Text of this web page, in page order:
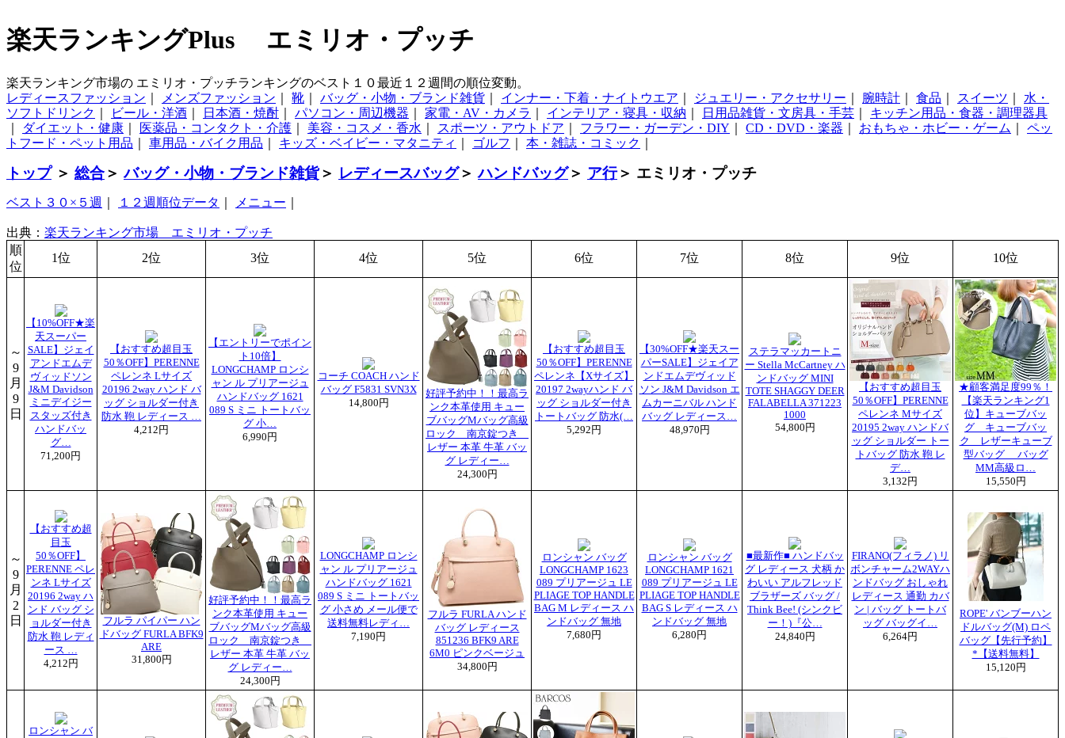
楽天ランキングPlus エミリオ・プッチ
楽天ランキング市場の エミリオ・プッチランキングのベスト１０最近１２週間の順位変動。
レディースファッション
メンズファッション 靴 バッグ・小物・ブランド雑貨 インナー・下着・ナイトウエア ジュエリー・アクセサリー 腕時計 食品 スイーツ
水・
ソフトドリンク
ビール・洋酒 日本酒・焼酎 パソコン・周辺機器 家電・AV・カメラ インテリア・寝具・収納 日用品雑貨・文房具・手芸
キッチン用品・食器・調理器具
ダイエット・健康 医薬品・コンタクト・介護 美容・コスメ・香水 スポーツ・アウトドア フラワー・ガーデン・DIY CD・DVD・楽器 おもちゃ・ホビー・ゲーム
ペッ
トフード・ペット用品
車用品・バイク用品 キッズ・ベイビー・マタニティ ゴルフ 本・雑誌・コミック
トップ＞ 総合＞バッグ・小物・ブランド雑貨＞ レディースバッグ＞ハンドバッグ＞ ア行＞ エミリオ・プッチ
ベスト３０×５週 １２週順位データ メニュー
出典： 楽天ランキング市場 エミリオ・プッチ
順
位
1位 2位 3位 4位 5位 6位 7位 8位 9位 10位
～
9
月
9
日
【10%OFF★楽
天スーパー
SALE】ジェイ
アンドエムデ
ヴィッドソン
J&M Davidson
ミニデイジー
スタッズ付き
ハンドバッ
グ…
71,200円
【おすすめ超目玉
50％OFF】PERENNE
ペレンネ Lサイズ
20196 2way ハンド バ
ッグ ショルダー付き
防水 鞄 レディース …
4,212円
【エントリーでポイン
ト10倍】
LONGCHAMP ロンシ
ャン ル プリアージュ
ハンドバッグ 1621
089 S ミニ トートバッ
グ 小…
6,990円
コーチ COACH ハンド
バッグ F5831 SVN3X
14,800円
好評予約中！！最高ラ
ンク本革使用 キュー
ブバッグMバッグ高級
ロック 南京錠つき
レザー 本革 牛革 バッ
グ レディー…
24,300円
【おすすめ超目玉
50％OFF】PERENNE
ペレンネ【Xサイズ】
20197 2wayハンド バ
ッグ ショルダー付き
トートバッグ 防水(…
5,292円
【30%OFF★楽天スー
パーSALE】ジェイア
ンドエムデヴィッド
ソン J&M Davidson エ
ムカーニバル ハンド
バッグ レディース…
48,970円
ステラマッカートニ
ー Stella McCartney ハ
ンドバッグ MINI
TOTE SHAGGY DEER
FALABELLA 371223
1000
54,800円
【おすすめ超目玉
50％OFF】PERENNE
ペレンネ Mサイズ
20195 2way ハンドバ
ッグ ショルダー トー
トバッグ 防水 鞄 レ
デ…
3,132円
★顧客満足度99％！
【楽天ランキング1
位】キューブバッ
グ キューブバッ
ク レザーキューブ
型バッグ バッグ
MM高級ロ…
15,550円
～
9
月
2
日
【おすすめ超
目玉
50％OFF】
PERENNE ペレ
ンネ Lサイズ
20196 2way ハ
ンド バッグ シ
ョルダー付き
防水 鞄 レディ
ース …
4,212円
フルラ パイパー ハン
ドバッグ FURLA BFK9
ARE
31,800円
好評予約中！！最高ラ
ンク本革使用 キュー
ブバッグMバッグ高級
ロック 南京錠つき
レザー 本革 牛革 バッ
グ レディー…
24,300円
LONGCHAMP ロンシ
ャン ル プリアージュ
ハンドバッグ 1621
089 S ミニ トートバッ
グ 小さめ メール便で
送料無料レディ…
7,190円
フルラ FURLA ハンド
バッグ レディース
851236 BFK9 ARE
6M0 ピンクベージュ
34,800円
ロンシャン バッグ
LONGCHAMP 1623
089 プリアージュ LE
PLIAGE TOP HANDLE
BAG M レディース ハ
ンドバッグ 無地
7,680円
ロンシャン バッグ
LONGCHAMP 1621
089 プリアージュ LE
PLIAGE TOP HANDLE
BAG S レディース ハ
ンドバッグ 無地
6,280円
■最新作■ ハンドバッ
グ レディース 犬柄 か
わいい アルフレッド
ブラザーズ バッグ /
Think Bee! (シンクビ
ー！)『公…
24,840円
FIRANO(フィラノ) リ
ボンチャーム2WAYハ
ンドバッグ おしゃれ
レディース 通勤 カバ
ン | バッグ トートバ
ッグ バッグイ…
6,264円
ROPE' バンブーハン
ドルバッグ(M) ロペ
バッグ【先行予約】
*【送料無料】
15,120円
ロンシャン バ